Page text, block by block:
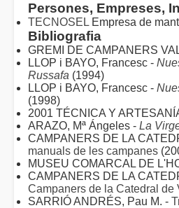
Persones, Empreses,
TECNOSEL Empresa de
Bibliografia
GREMI DE CAMPANERS
LLOP i BAYO, Francesc -
Russafa (1994)
LLOP i BAYO, Francesc -
(1998)
2001 TÉCNICA Y
ARAZO, Mª Ángeles - La
CAMPANERS DE LA
manuals de les campanes
MUSEU COMARCAL DE
CAMPANERS DE LA
Campaners de la Catedral de
SARRIÓ ANDRÉS, Pau M. -